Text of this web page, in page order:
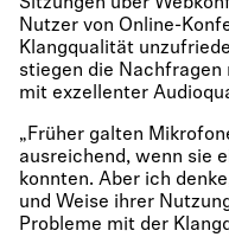
Nutzer von Online-
Klangqualität
stiegen die Nachfragen
mit exzellenter
„Früher galten
ausreichend, wenn sie
konnten. Aber ich
und Weise ihrer
Probleme mit der